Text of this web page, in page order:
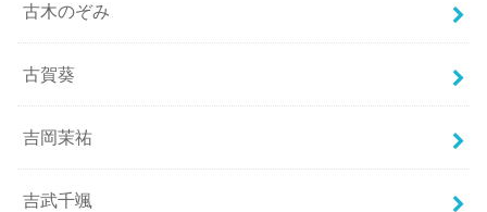
古木のぞみ
古賀葵
吉岡茉祐
吉武千颯